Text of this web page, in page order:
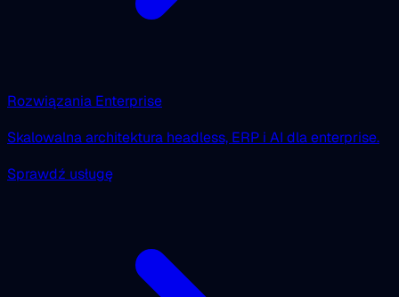
Rozwiązania Enterprise
Skalowalna architektura headless, ERP i AI dla enterprise.
Sprawdź usługę